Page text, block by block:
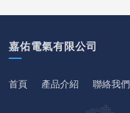
嘉佑電氣有限公司
首頁 產品介紹 聯絡我們